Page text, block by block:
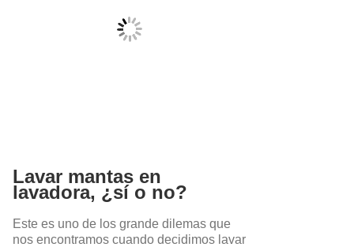
Lavar mantas en
lavadora, ¿sí o no?
Este es uno de los grande dilemas que
nos encontramos cuando decidimos lavar